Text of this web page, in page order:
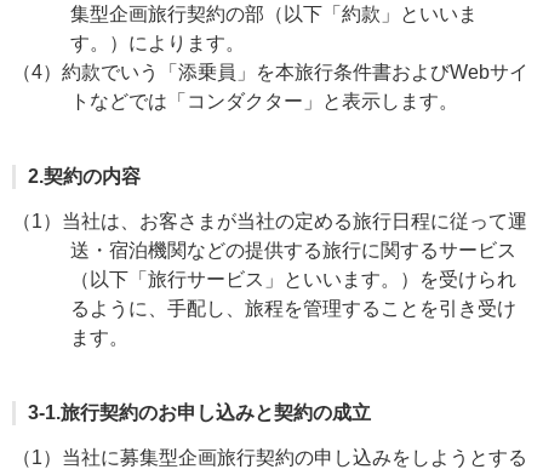
集型企画旅行契約の部（以下「約款」といいま
す。）によります。
（4）約款でいう「添乗員」を本旅行条件書およびWebサイ
トなどでは「コンダクター」と表示します。
2.契約の内容
（1）当社は、お客さまが当社の定める旅行日程に従って運
送・宿泊機関などの提供する旅行に関するサービス
（以下「旅行サービス」といいます。）を受けられ
るように、手配し、旅程を管理することを引き受け
ます。
3-1.旅行契約のお申し込みと契約の成立
（1）当社に募集型企画旅行契約の申し込みをしようとする